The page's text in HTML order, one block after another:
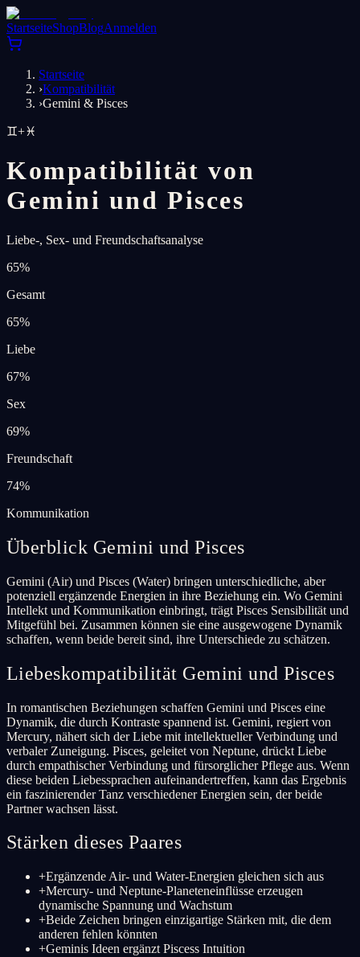
StartseiteShopBlogAnmelden
Startseite
›Kompatibilität
›Gemini & Pisces
♊+♓
Kompatibilität von
Gemini und Pisces
Liebe-, Sex- und Freundschaftsanalyse
65%
Gesamt
65%
Liebe
67%
Sex
69%
Freundschaft
74%
Kommunikation
Überblick Gemini und Pisces
Gemini (Air) und Pisces (Water) bringen unterschiedliche, aber
potenziell ergänzende Energien in ihre Beziehung ein. Wo Gemini
Intellekt und Kommunikation einbringt, trägt Pisces Sensibilität und
Mitgefühl bei. Zusammen können sie eine ausgewogene Dynamik
schaffen, wenn beide bereit sind, ihre Unterschiede zu schätzen.
Liebeskompatibilität Gemini und Pisces
In romantischen Beziehungen schaffen Gemini und Pisces eine
Dynamik, die durch Kontraste spannend ist. Gemini, regiert von
Mercury, nähert sich der Liebe mit intellektueller Verbindung und
verbaler Zuneigung. Pisces, geleitet von Neptune, drückt Liebe
durch empathischer Verbindung und fürsorglicher Pflege aus. Wenn
diese beiden Liebessprachen aufeinandertreffen, kann das Ergebnis
ein faszinierender Tanz verschiedener Energien sein, der beide
Partner wachsen lässt.
Stärken dieses Paares
+Ergänzende Air- und Water-Energien gleichen sich aus
+Mercury- und Neptune-Planeteneinflüsse erzeugen
dynamische Spannung und Wachstum
+Beide Zeichen bringen einzigartige Stärken mit, die dem
anderen fehlen könnten
+Geminis Ideen ergänzt Piscess Intuition